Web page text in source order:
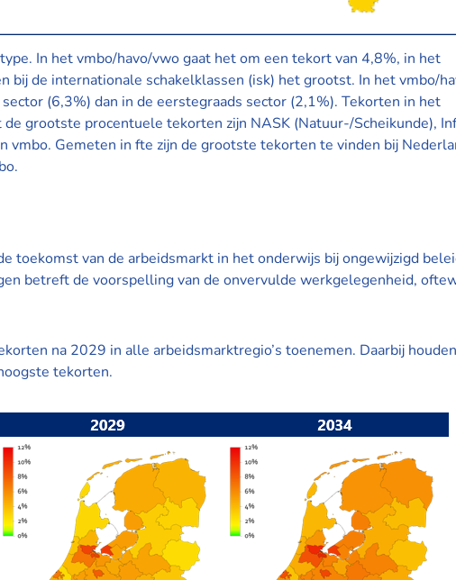
In het vmbo/havo/vwo gaat het om een tekort van 4,8%, in het
de internationale schakelklassen (isk) het grootst. In het vmbo/
(6,3%) dan in de eerstegraads sector (2,1%). Tekorten in het
grootste procentuele tekorten zijn NASK (Natuur-/Scheikunde),
vmbo. Gemeten in fte zijn de grootste tekorten te vinden bij
toekomst van de arbeidsmarkt in het onderwijs bij ongewijzigd
betreft de voorspelling van de onvervulde werkgelegenheid,
na 2029 in alle arbeidsmarktregio’s toenemen. Daarbij
tekorten.